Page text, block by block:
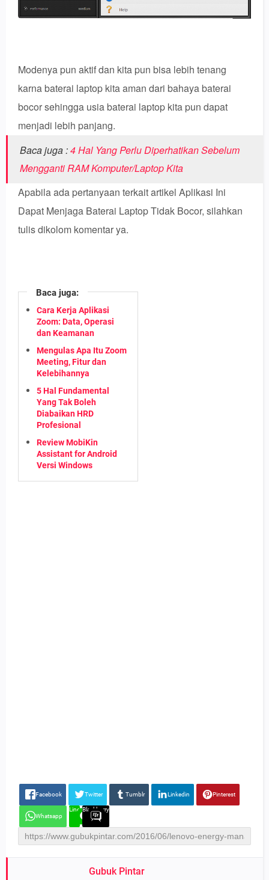
Modenya pun aktif dan kita pun bisa lebih tenang
karna baterai laptop kita aman dari bahaya baterai
bocor sehingga usia baterai laptop kita pun dapat
menjadi lebih panjang.
Baca juga :4 Hal Yang Perlu Diperhatikan Sebelum
Mengganti RAM Komputer/Laptop Kita
Apabila ada pertanyaan terkait artikel Aplikasi Ini
Dapat Menjaga Baterai Laptop Tidak Bocor, silahkan
tulis dikolom komentar ya.
Baca juga:
Cara Kerja Aplikasi
Zoom: Data, Operasi
dan Keamanan
Mengulas Apa Itu Zoom
Meeting, Fitur dan
Kelebihannya
5 Hal Fundamental
Yang Tak Boleh
Diabaikan HRD
Profesional
Review MobiKin
Assistant for Android
Versi Windows
Facebook Twitter Tumblr Linkedin Pinterest
Whatsapp
Line Blackberry
Gubuk Pintar